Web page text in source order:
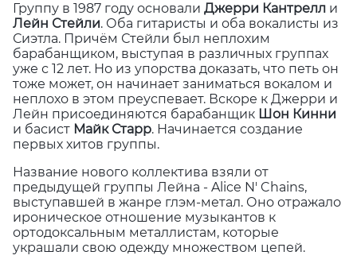
Группу в 1987 году основали Джерри Кантрелл и
Лейн Стейли. Оба гитаристы и оба вокалисты из
Сиэтла. Причём Стейли был неплохим
барабанщиком, выступая в различных группах
уже с 12 лет. Но из упорства доказать, что петь он
тоже может, он начинает заниматься вокалом и
неплохо в этом преуспевает. Вскоре к Джерри и
Лейн присоединяются барабанщик Шон Кинни
и басист Майк Старр. Начинается создание
первых хитов группы.
Название нового коллектива взяли от
предыдущей группы Лейна - Alice N' Chains,
выступавшей в жанре глэм-метал. Оно отражало
ироническое отношение музыкантов к
ортодоксальным металлистам, которые
украшали свою одежду множеством цепей.